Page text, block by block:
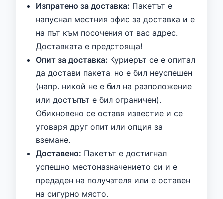
Изпратено за доставка: Пакетът е
напуснал местния офис за доставка и е
на път към посочения от вас адрес.
Доставката е предстояща!
Опит за доставка: Куриерът се е опитал
да достави пакета, но е бил неуспешен
(напр. никой не е бил на разположение
или достъпът е бил ограничен).
Обикновено се оставя известие и се
уговаря друг опит или опция за
вземане.
Доставено: Пакетът е достигнал
успешно местоназначението си и е
предаден на получателя или е оставен
на сигурно място.